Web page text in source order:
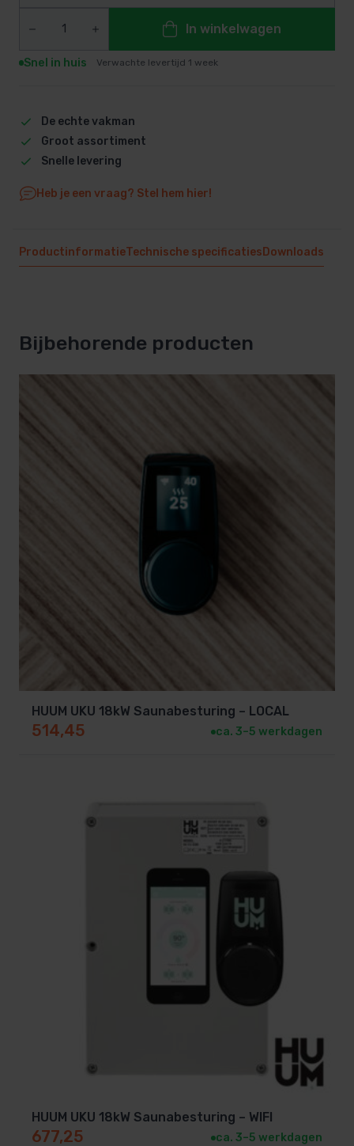
In winkelwagen
Snel in huis Verwachte levertijd 1 week
De echte vakman
Groot assortiment
Snelle levering
Heb je een vraag? Stel hem hier!
ProductinformatieTechnische specificaties Downloads
Bijbehorende producten
HUUM UKU 18kW Saunabesturing – LOCAL
514,45 ca. 3–5 werkdagen
HUUM UKU 18kW Saunabesturing – WIFI
677,25 ca. 3–5 werkdagen